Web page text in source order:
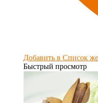
Добавить в Список
Быстрый просмотр